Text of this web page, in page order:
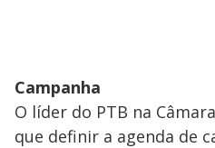
Campanha
O líder do PTB na
que definir a agenda de